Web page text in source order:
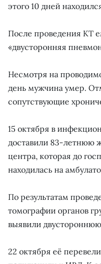
этого 10 дней
После проведения КТ
«двусторонняя
Несмотря на
день мужчина умер.
сопутствующие
15 октября в
доставили 83-летнюю
центра, которая до
находилась на
По результатам
томографии органов
выявили
22 октября её